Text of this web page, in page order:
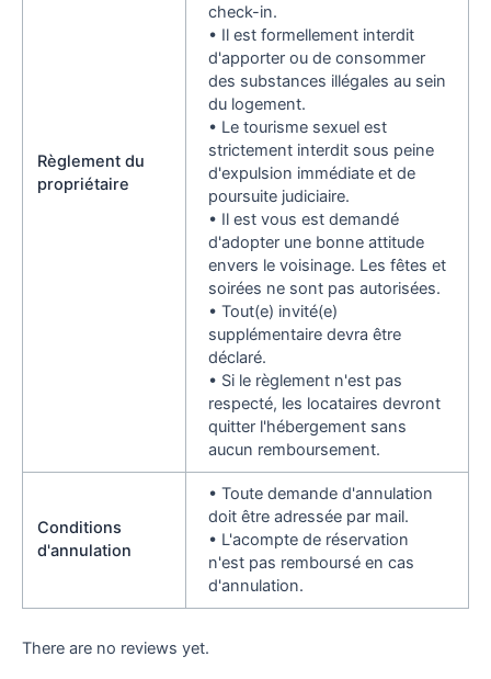
Règlement du
propriétaire
check-in.
• Il est formellement interdit
d'apporter ou de consommer
des substances illégales au sein
du logement.
• Le tourisme sexuel est
strictement interdit sous peine
d'expulsion immédiate et de
poursuite judiciaire.
• Il est vous est demandé
d'adopter une bonne attitude
envers le voisinage. Les fêtes et
soirées ne sont pas autorisées.
• Tout(e) invité(e)
supplémentaire devra être
déclaré.
• Si le règlement n'est pas
respecté, les locataires devront
quitter l'hébergement sans
aucun remboursement.
Conditions
d'annulation
• Toute demande d'annulation
doit être adressée par mail.
• L'acompte de réservation
n'est pas remboursé en cas
d'annulation.
There are no reviews yet.